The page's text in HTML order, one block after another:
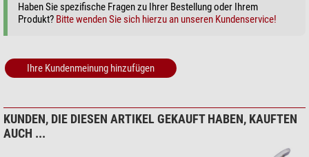
Haben Sie spezifische Fragen zu Ihrer Bestellung oder Ihrem
Produkt? Bitte wenden Sie sich hierzu an unseren Kundenservice!
Ihre Kundenmeinung hinzufügen
KUNDEN, DIE DIESEN ARTIKEL GEKAUFT HABEN, KAUFTEN
AUCH ...